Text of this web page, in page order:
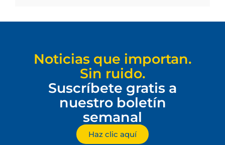
Noticias que importan.
Sin ruido.
Suscríbete gratis a
nuestro boletín
semanal
Haz clic aquí